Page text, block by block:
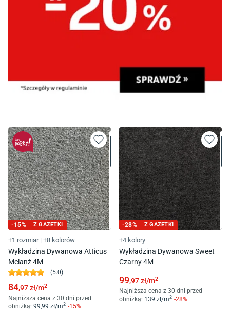
-15% Z GAZETKI
+1 rozmiar | +8 kolorów
Wykładzina Dywanowa Atticus
Melanż 4M
(5.0)
84,97zł/m2
Najniższa cena z 30 dni przed
obniżką: 99 ,99 zł/m2 -15%
-28% Z GAZETKI
+4 kolory
Wykładzina Dywanowa Sweet
Czarny 4M
99,97zł/m2
Najniższa cena z 30 dni przed
obniżką: 139 zł/m2 -28%